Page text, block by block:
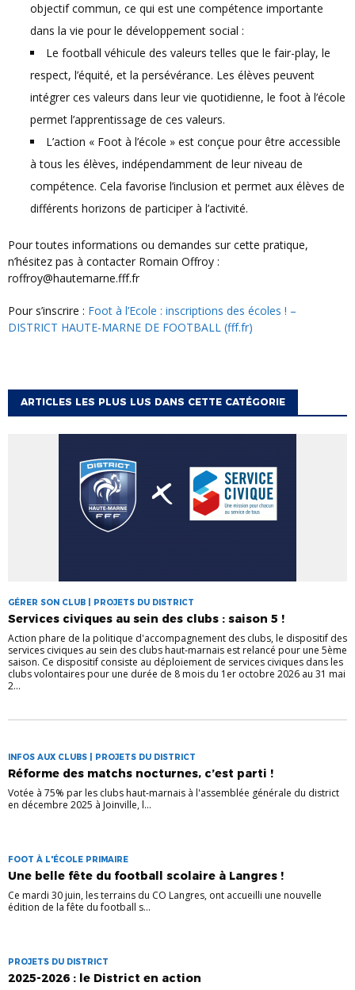
objectif commun, ce qui est une compétence importante
dans la vie pour le développement social :
Le football véhicule des valeurs telles que le fair-play, le
respect, l’équité, et la persévérance. Les élèves peuvent
intégrer ces valeurs dans leur vie quotidienne, le foot à l’école
permet l’apprentissage de ces valeurs.
L’action « Foot à l’école » est conçue pour être accessible
à tous les élèves, indépendamment de leur niveau de
compétence. Cela favorise l’inclusion et permet aux élèves de
différents horizons de participer à l’activité.
Pour toutes informations ou demandes sur cette pratique,
n’hésitez pas à contacter Romain Offroy :
roffroy@hautemarne.fff.fr
Pour s’inscrire : Foot à l’Ecole : inscriptions des écoles ! –
DISTRICT HAUTE-MARNE DE FOOTBALL (fff.fr)
ARTICLES LES PLUS LUS DANS CETTE CATÉGORIE
GÉRER SON CLUB | PROJETS DU DISTRICT
Services civiques au sein des clubs : saison 5 !
Action phare de la politique d'accompagnement des clubs, le dispositif des
services civiques au sein des clubs haut-marnais est relancé pour une 5ème
saison. Ce dispositif consiste au déploiement de services civiques dans les
clubs volontaires pour une durée de 8 mois du 1er octobre 2026 au 31 mai
2...
INFOS AUX CLUBS | PROJETS DU DISTRICT
Réforme des matchs nocturnes, c’est parti !
Votée à 75% par les clubs haut-marnais à l'assemblée générale du district
en décembre 2025 à Joinville, l...
FOOT À L'ÉCOLE PRIMAIRE
Une belle fête du football scolaire à Langres !
Ce mardi 30 juin, les terrains du CO Langres, ont accueilli une nouvelle
édition de la fête du football s...
PROJETS DU DISTRICT
2025-2026 : le District en action